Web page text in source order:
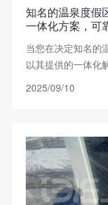
知名的温泉度
一体化方案，可
当您在决定知名的
以其提供的一体化
2025/09/10